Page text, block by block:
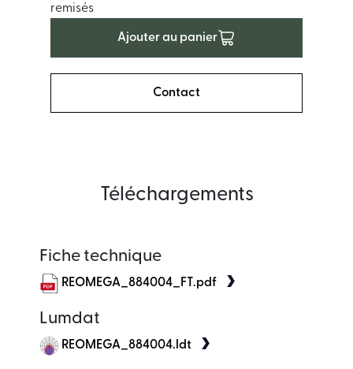
remisés
Ajouter au panier
Contact
Téléchargements
Fiche technique
REOMEGA_884004_FT.pdf
Lumdat
REOMEGA_884004.ldt